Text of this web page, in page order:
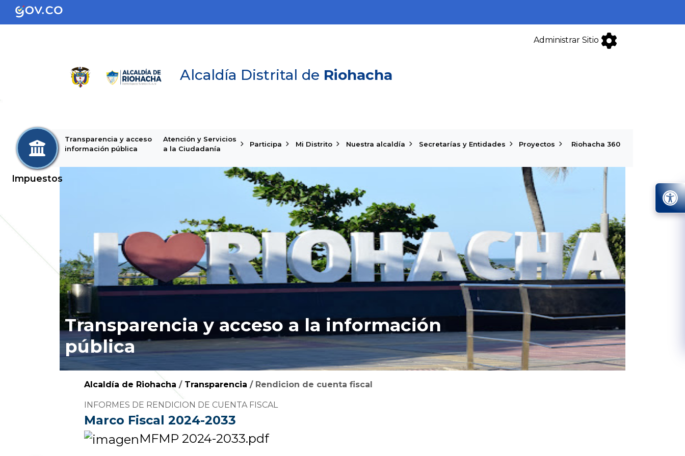
Alcaldía Distrital de Riohacha
Administrar Sitio
Transparencia y acceso
información pública
Atención y Servicios
a la Ciudadanía
Participa Mi Distrito Nuestra alcaldía Secretarías y Entidades Proyectos Riohacha 360
Transparencia y acceso a la información
pública
Alcaldía de Riohacha / Transparencia / Rendicion de cuenta fiscal
​I​NFORMES DE RENDICION DE CUENTA FISCAL
Marco Fiscal 2024-2033
MFMP 2024-2033.pdf
Impuestos